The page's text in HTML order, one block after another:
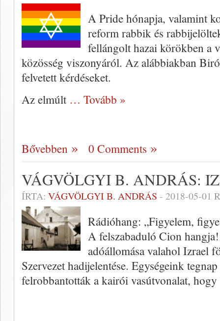
A Pride hónapja, valamint
reform rabbik és
fellángolt hazai körökben a
közösség viszonyáról. Az alábbiakban
felvetett kérdéseket.
Az elmúlt … Tovább »
Bővebben 0 Comments
VÁGVÖLGYI B. ANDRÁS:
ÍRTA: VÁGVÖLGYI B. ANDRÁS - 2018-05-01
Rádióhang: „Figyelem,
A felszabaduló Cion
adóállomása valahol Izrael
Szervezet hadijelentése. Egységeink
felrobbantották a kairói vasútvonalat,